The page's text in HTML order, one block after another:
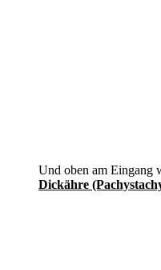
Und oben am Eingang
Dickähre